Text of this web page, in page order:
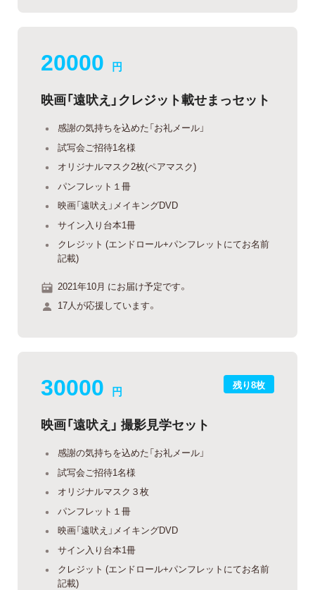
20000 円
映画「遠吠え」クレジット載せまっセット
感謝の気持ちを込めた「お礼メール」
試写会ご招待1名様
オリジナルマスク2枚(ペアマスク)
パンフレット１冊
映画「遠吠え」メイキングDVD
サイン入り台本1冊
クレジット (エンドロール+パンフレットにてお名前
記載)
2021年10月 にお届け予定です。
17人が応援しています。
残り8枚
30000 円
映画「遠吠え」 撮影見学セット
感謝の気持ちを込めた「お礼メール」
試写会ご招待1名様
オリジナルマスク３枚
パンフレット１冊
映画「遠吠え」メイキングDVD
サイン入り台本1冊
クレジット (エンドロール+パンフレットにてお名前
記載)